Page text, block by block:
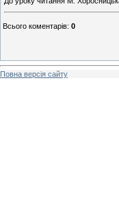
Всього коментарів: 0
Повна версія сайту